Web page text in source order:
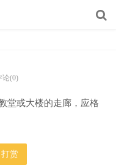
论(0)
堂或大楼的走廊，应格
打赏